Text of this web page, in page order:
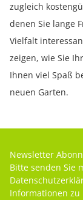
zugleich
denen Sie lange
Vielfalt
zeigen, wie Sie
Ihnen viel Spaß
neuen Garten.
Newsletter
Bitte senden Sie
Informationen zu